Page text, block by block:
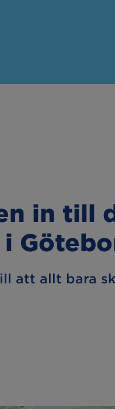
in till
att allt bara